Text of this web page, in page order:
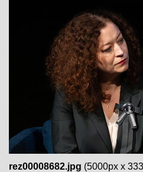
rez00008682.jpg (5000px x